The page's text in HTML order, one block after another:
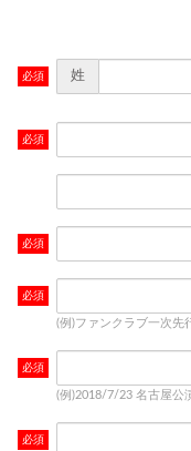
姓
(例)ファンクラブ一次先
(例)2018/7/23 名古屋公